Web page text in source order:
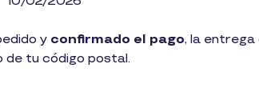
y confirmado el pago, la
de tu código postal.